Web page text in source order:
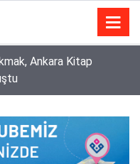
Türkiye Diyanet Vakfı